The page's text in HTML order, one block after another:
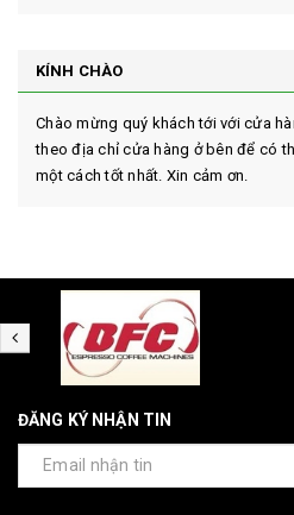
KÍNH CHÀO
Chào mừng quý khách tới với cửa
theo địa chỉ cửa hàng ở bên để có
một cách tốt nhất. Xin cảm ơn.
ĐĂNG KÝ NHẬN TIN